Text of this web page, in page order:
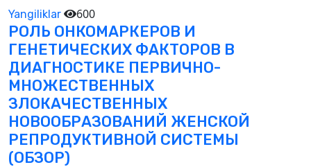
Yangiliklar 600
РОЛЬ ОНКОМАРКЕРОВ И
ГЕНЕТИЧЕСКИХ ФАКТОРОВ В
ДИАГНОСТИКЕ ПЕРВИЧНО-
МНОЖЕСТВЕННЫХ
ЗЛОКАЧЕСТВЕННЫХ
НОВООБРАЗОВАНИЙ ЖЕНСКОЙ
РЕПРОДУКТИВНОЙ СИСТЕМЫ
(ОБЗОР)